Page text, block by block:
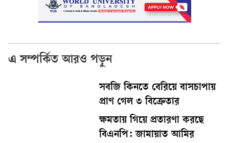
এ সম্পর্কিত আরও পড়ুন
সবজি কিনতে বেরিয়ে বাসচাপায়
প্রাণ গেল ৩ বিক্রেতার
ক্ষমতায় গিয়ে প্রতারণা করছে
বিএনপি: জামায়াত আমির